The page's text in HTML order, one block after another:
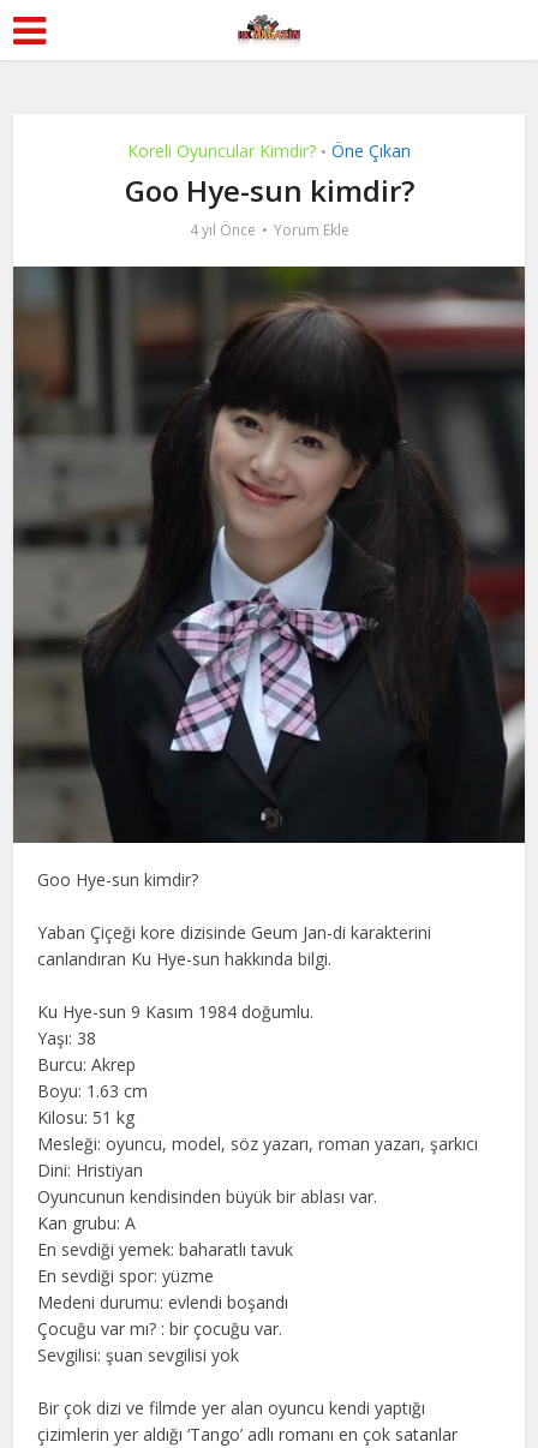
Koreli Oyuncular Kimdir? • Öne Çıkan
Goo Hye-sun kimdir?
4 yıl Önce Yorum Ekle
Goo Hye-sun kimdir?
Yaban Çiçeği kore dizisinde Geum Jan-di karakterini
canlandıran Ku Hye-sun hakkında bilgi.
Ku Hye-sun 9 Kasım 1984 doğumlu.
Yaşı: 38
Burcu: Akrep
Boyu: 1.63 cm
Kilosu: 51 kg
Mesleği: oyuncu, model, söz yazarı, roman yazarı, şarkıcı
Dini: Hristiyan
Oyuncunun kendisinden büyük bir ablası var.
Kan grubu: A
En sevdiği yemek: baharatlı tavuk
En sevdiği spor: yüzme
Medeni durumu: evlendi boşandı
Çocuğu var mı? : bir çocuğu var.
Sevgilisi: şuan sevgilisi yok
Bir çok dizi ve filmde yer alan oyuncu kendi yaptığı
çizimlerin yer aldığı ‘Tango’ adlı romanı en çok satanlar